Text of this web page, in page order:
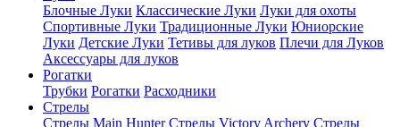
Блочные Луки Классические Луки Луки для охоты
Спортивные Луки Традиционные Луки Юниорские
Луки Детские Луки Тетивы для луков Плечи для Луков
Аксессуары для луков
Рогатки
Трубки Рогатки Расходники
Стрелы
Стрелы Main Hunter Стрелы Victory Archery Стрелы